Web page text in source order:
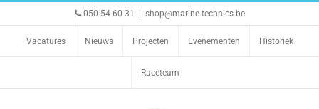
050 54 60 31 shop@marine-technics.be
Vacatures Nieuws Projecten Evenementen Historiek
Raceteam